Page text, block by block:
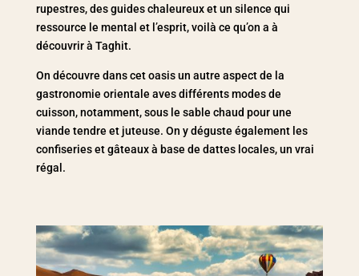
rupestres, des guides chaleureux et un silence qui
ressource le mental et l’esprit, voilà ce qu’on a à
découvrir à Taghit.
On découvre dans cet oasis un autre aspect de la
gastronomie orientale aves différents modes de
cuisson, notamment, sous le sable chaud pour une
viande tendre et juteuse. On y déguste également les
confiseries et gâteaux à base de dattes locales, un vrai
régal.